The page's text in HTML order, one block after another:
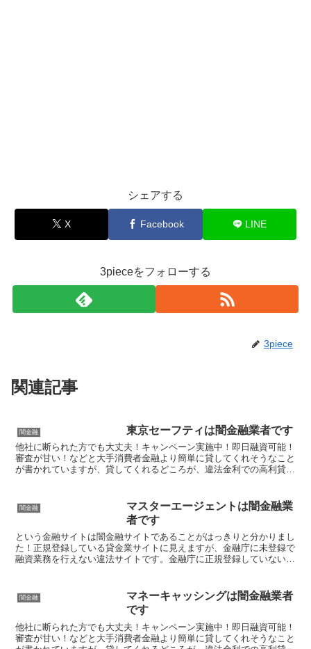
シェアする
X Facebook LINE
3pieceをフォローする
3piece
関連記事
闇金融 東京セーフティは闇金融業者です
他社に断られた方でも大丈夫！キャンペーン実施中！即日融資可能！
審査が甘い！などと大手消費者金融より簡単に貸してくれそうなこと
が書かれていますが、貸してくれるどころが、違法金利での高利貸し
闇金融
マスターエージェントは闇金融業
者です
という金融サイトは闇金融サイトであることがはっきりと分かりまし
た！正規登録している貸金業サイトに見えますが、金融庁に未登録で
融資業務を行えない違法サイトです。金融庁に正規登録していない未
闇金融
マネーキャッシングは闇金融業者
です
他社に断られた方でも大丈夫！キャンペーン実施中！即日融資可能！
審査が甘い！などと大手消費者金融より簡単に貸してくれそうなこと